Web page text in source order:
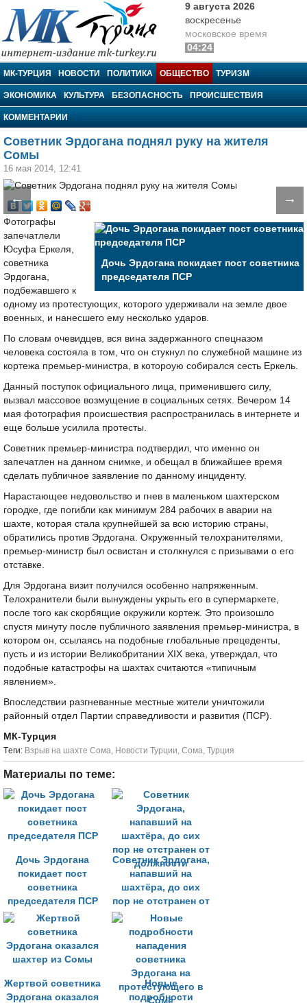
МК-Турция
9 августа 2026
воскресенье
московское время
04:24
МК-ТУРЦИЯ НОВОСТИ ПОЛИТИКА ОБЩЕСТВО ТУРИЗМ
ЭКОНОМИКА КУЛЬТУРА БЕЗОПАСНОСТЬ ПРОИСШЕСТВИЯ
КОММЕНТАРИИ
Советник Эрдогана поднял руку на жителя
Сомы
16 мая 2014, 12:41
← →
Дочь Эрдогана покидает пост советника
председателя ПСР
Фотографы
запечатлели
Юсуфа Еркеля,
советника
Эрдогана,
подбежавшего к
одному из протестующих, которого удерживали на земле двое
военных, и нанесшего ему несколько ударов.
По словам очевидцев, вся вина задержанного спецназом
человека состояла в том, что он стукнул по служебной машине из
кортежа премьер-министра, в котороую собирался сесть Еркель.
Данный поступок официального лица, применившего силу,
вызвал массовое возмущение в социальных сетях. Вечером 14
мая фотография происшествия распространилась в интернете и
еще больше усилила протесты.
Советник премьер-министра подтвердил, что именно он
запечатлен на данном снимке, и обещал в ближайшее время
сделать публичное заявление по данному инциденту.
Нарастающее недовольство и гнев в маленьком шахтерском
городке, где погибли как минимум 284 рабочих в аварии на
шахте, которая стала крупнейшей за всю историю страны,
обратились против Эрдогана. Окруженный телохранителями,
премьер-министр был освистан и столкнулся с призывами о его
отставке.
Для Эрдогана визит получился особенно напряженным.
Телохранители были вынуждены укрыть его в супермаркете,
после того как скорбящие окружили кортеж. Это произошло
спустя минуту после публичного заявления премьер-министра, в
котором он, ссылаясь на подобные глобальные прецеденты,
пусть и из истории Великобритании XIX века, утверждал, что
подобные катастрофы на шахтах считаются «типичным
явлением».
Впоследствии разгневанные местные жители уничтожили
районный отдел Партии справедливости и развития (ПСР).
МК-Турция
Tеги: Взрыв на шахте Сома, Новости Турции, Сома, Турция
Материалы по теме:
Дочь Эрдогана
покидает пост
советника
председателя ПСР
Советник Эрдогана,
напавший на
шахтёра, до сих
пор не отстранен от
должности
Жертвой советника
Эрдогана оказался
Новые
подробности